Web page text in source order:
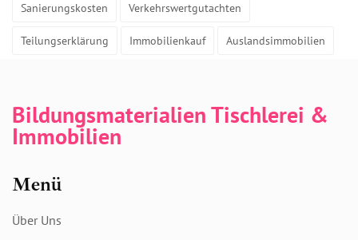
Sanierungskosten Verkehrswertgutachten
Teilungserklärung Immobilienkauf Auslandsimmobilien
Bildungsmaterialien Tischlerei &
Immobilien
Menü
Über Uns